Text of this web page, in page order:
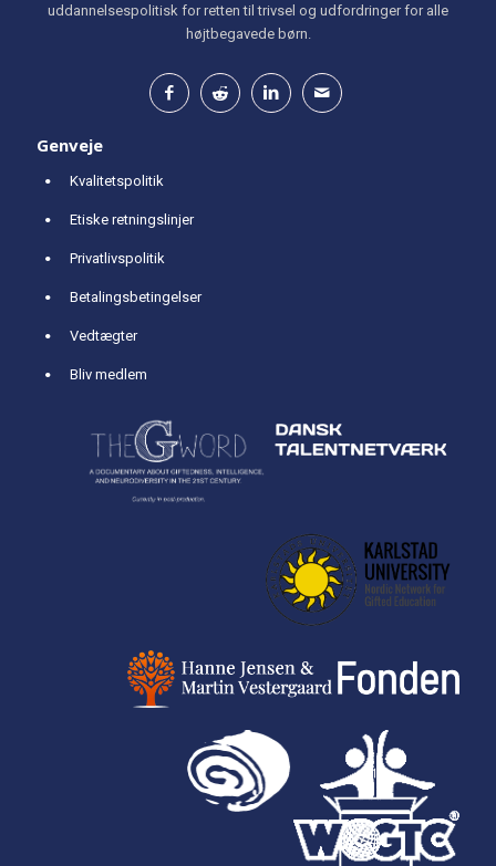
uddannelsespolitisk for retten til trivsel og udfordringer for alle
højtbegavede børn.
Genveje
Kvalitetspolitik
Etiske retningslinjer
Privatlivspolitik
Betalingsbetingelser
Vedtægter
Bliv medlem